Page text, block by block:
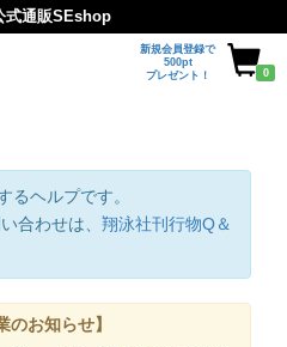
式通販SEshop
新規会員登録で
500pt
プレゼント！
0
るヘルプです。
合わせは、 翔泳社刊行物Q＆
のお知らせ】